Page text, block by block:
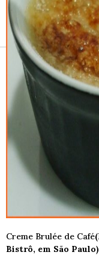
Creme Brulée de Café
Bistrô, em São Paulo)